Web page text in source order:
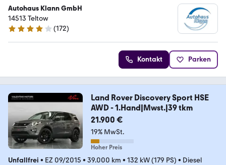
Autohaus Klann GmbH
14513 Teltow
4 Sterne
(172)
Kontakt Parken
Land Rover Discovery Sport HSE
AWD - 1.Hand|Mwst.|39 tkm
21.900 €
19% MwSt.
Hoher Preis
Unfallfrei • EZ 09/2015 • 39.000 km • 132 kW (179 PS) • Diesel